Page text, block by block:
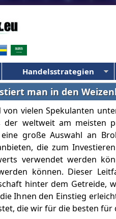
Handelsstrategien
man in den
vielen Spekulanten
der weltweit am meisten
große Auswahl an
die zum
verwendet werden
können. Dieser
hinter dem Getreide,
Ihnen den Einstieg
die wir für die besten für